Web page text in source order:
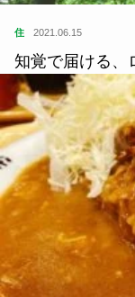
食 2021.01.22